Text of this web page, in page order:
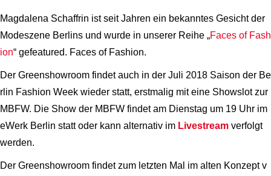
Magdalena Schaffrin ist seit Jahren ein bekanntes Gesicht der
Modeszene Berlins und wurde in unserer Reihe „Faces of Fash
ion“ gefeatured. Faces of Fashion.
Der Greenshowroom findet auch in der Juli 2018 Saison der Be
rlin Fashion Week wieder statt, erstmalig mit eine Showslot zur
MBFW. Die Show der MBFW findet am Dienstag um 19 Uhr im
eWerk Berlin statt oder kann alternativ im Livestream verfolgt
werden.
Der Greenshowroom findet zum letzten Mal im alten Konzept v